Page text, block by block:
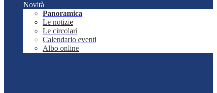
Novità
Panoramica
Le notizie
Le circolari
Calendario eventi
Albo online